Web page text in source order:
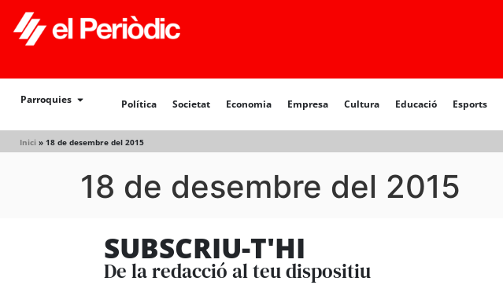
Parroquies Política Societat Economia Empresa Cultura Educació Esports
Inici » 18 de desembre del 2015
Política Societat
18 de desembre del 2015
SUBSCRIU-T'HI
De la redacció al teu dispositiu